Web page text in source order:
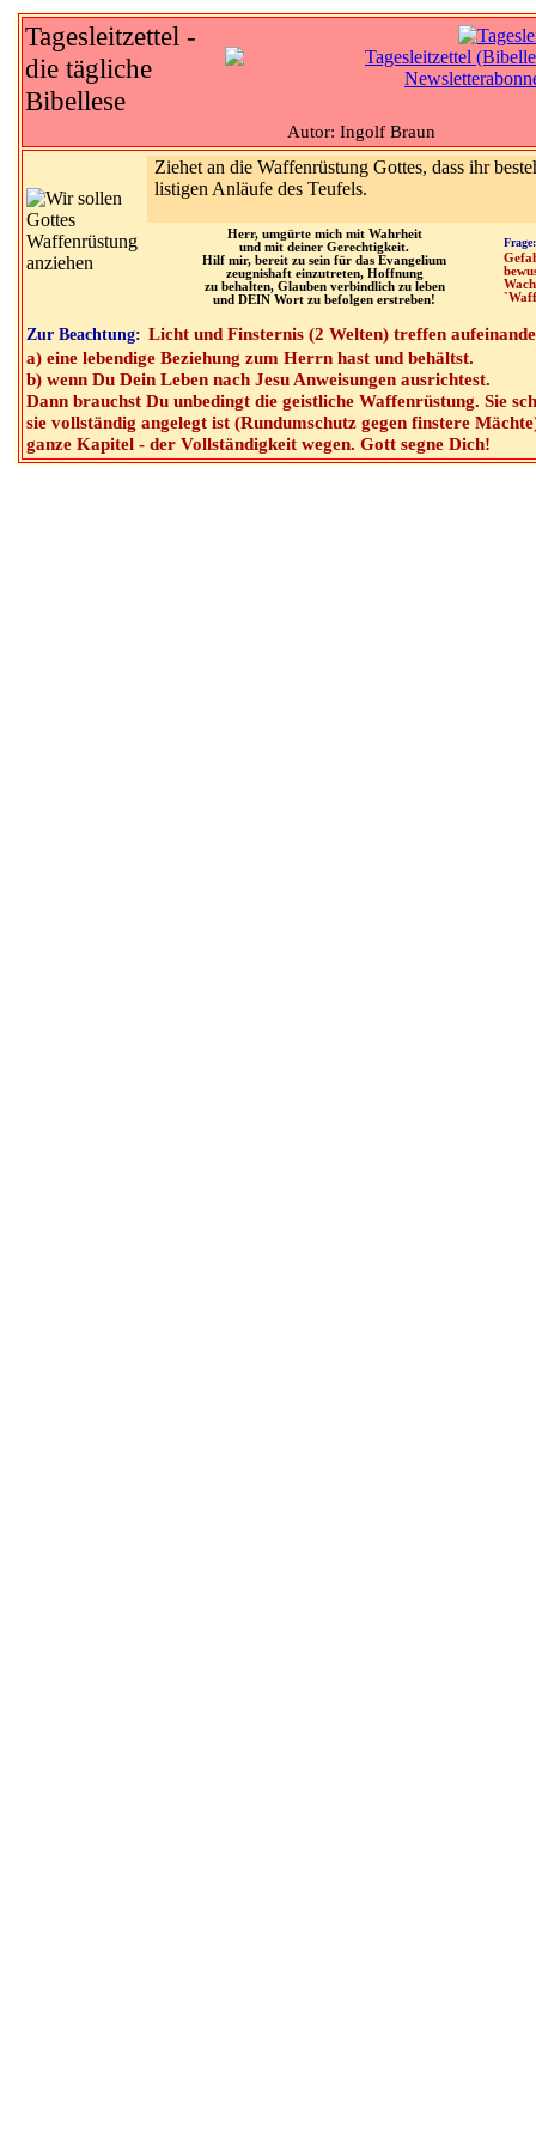
Tagesleitzettel -
die tägliche
Bibellese
Autor: Ingolf Braun
Ziehet an die Waffenrüstung Gottes, dass ihr
listigen Anläufe des Teufels.
Herr, umgürte mich mit Wahrheit
und mit deiner Gerechtigkeit.
Hilf mir, bereit zu sein für das Evangelium
zeugnishaft einzutreten, Hoffnung
zu behalten, Glauben verbindlich zu leben
und DEIN Wort zu befolgen erstreben!
Frage:
Zur Beachtung: Licht und Finsternis (2 Welten) treffen
a) eine lebendige Beziehung zum Herrn hast und behältst.
b) wenn Du Dein Leben nach Jesu Anweisungen ausrichtest.
Dann brauchst Du unbedingt die geistliche Waffenrüstung. Sie
sie vollständig angelegt ist (Rundumschutz gegen finstere
ganze Kapitel - der Vollständigkeit wegen. Gott segne Dich!